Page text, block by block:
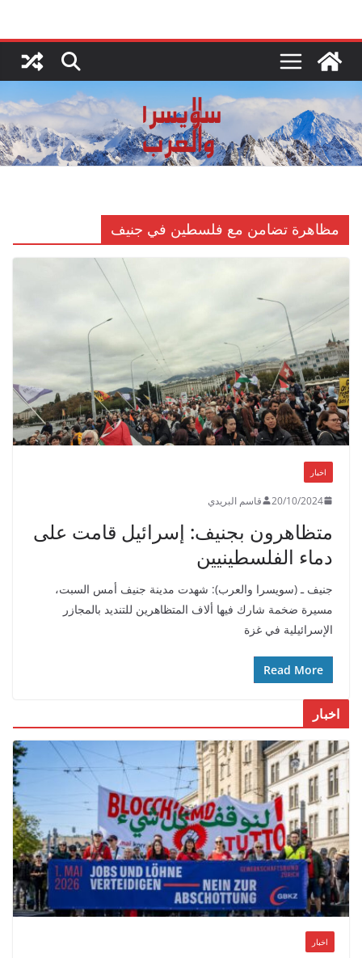
content
مظاهرة تضامن مع فلسطين في جنيف
اخبار
20/10/2024 قاسم البريدي
متظاهرون بجنيف: إسرائيل قامت على
دماء الفلسطينيين
جنيف ـ (سويسرا والعرب): شهدت مدينة جنيف أمس السبت،
مسيرة ضخمة شارك فيها ألاف المتظاهرين للتنديد بالمجازر
الإسرائيلية في غزة
Read More
اخبار
اخبار